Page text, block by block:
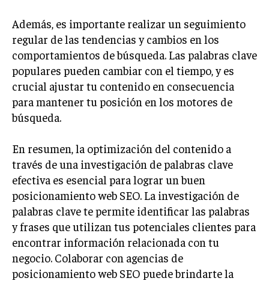
Además, es importante realizar un seguimiento
regular de las tendencias y cambios en los
comportamientos de búsqueda. Las palabras clave
populares pueden cambiar con el tiempo, y es
crucial ajustar tu contenido en consecuencia
para mantener tu posición en los motores de
búsqueda.
En resumen, la optimización del contenido a
través de una investigación de palabras clave
efectiva es esencial para lograr un buen
posicionamiento web SEO. La investigación de
palabras clave te permite identificar las palabras
y frases que utilizan tus potenciales clientes para
encontrar información relacionada con tu
negocio. Colaborar con agencias de
posicionamiento web SEO puede brindarte la